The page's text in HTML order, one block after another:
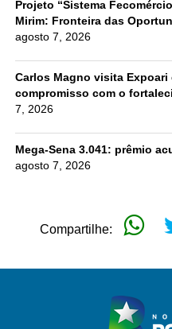
Projeto “Sistema
Mirim: Fronteira das
agosto 7, 2026
Carlos Magno visita Expoari
compromisso com o
7, 2026
Mega-Sena 3.041: prêmio
agosto 7, 2026
Compartilhe: